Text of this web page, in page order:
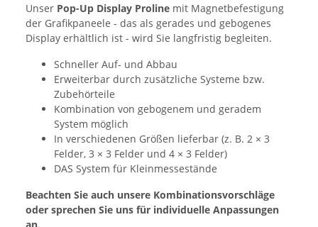
Unser Pop-Up Display Proline mit Magnetbefestigung
der Grafikpaneele - das als gerades und gebogenes
Display erhältlich ist - wird Sie langfristig begleiten.
Schneller Auf- und Abbau
Erweiterbar durch zusätzliche Systeme bzw.
Zubehörteile
Kombination von gebogenem und geradem
System möglich
In verschiedenen Größen lieferbar (z. B. 2 × 3
Felder, 3 × 3 Felder und 4 × 3 Felder)
DAS System für Kleinmessestände
Beachten Sie auch unsere Kombinationsvorschläge
oder sprechen Sie uns für individuelle Anpassungen